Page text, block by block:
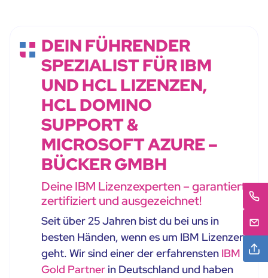
DEIN FÜHRENDER
SPEZIALIST FÜR IBM
UND HCL LIZENZEN,
HCL DOMINO
SUPPORT &
MICROSOFT AZURE –
BÜCKER GMBH
Deine IBM Lizenzexperten – garantiert
zertifiziert und ausgezeichnet!
Seit über 25 Jahren bist du bei uns in
besten Händen, wenn es um IBM Lizenzen
geht. Wir sind einer der erfahrensten IBM
Gold Partner in Deutschland und haben